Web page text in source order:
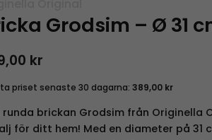
Grodsim – Ø 31
kr
priset senaste 30 dagarna: 389,00 kr
runda brickan Grodsim från Originella
för ditt hem! Med en diameter på 31